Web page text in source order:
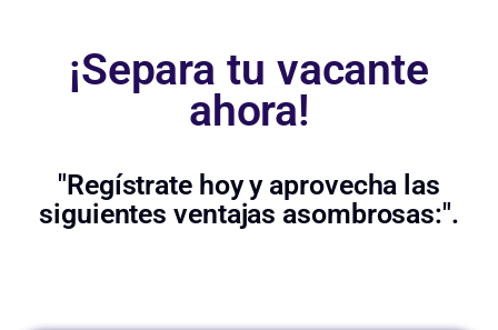
¡Separa tu vacante
ahora!
"Regístrate hoy y aprovecha las
siguientes ventajas asombrosas:".